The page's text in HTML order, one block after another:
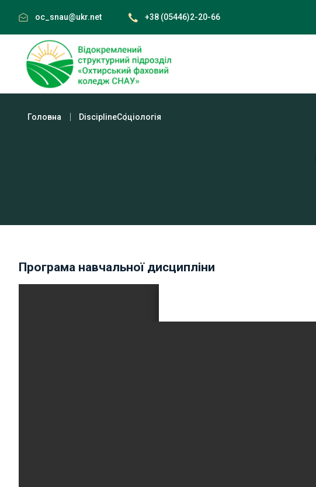
content
oc_snau@ukr.net +38 (05446)2-20-66
Головна DisciplineСоціологія
Програма навчальної дисципліни